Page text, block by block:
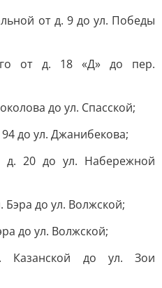
от д. 9 до ул. Победы
от д. 18 «Д» до пер.
до ул. Спасской;
до ул. Джанибекова;
д. 20 до ул. Набережной
Бэра до ул. Волжской;
до ул. Волжской;
до ул. Зои